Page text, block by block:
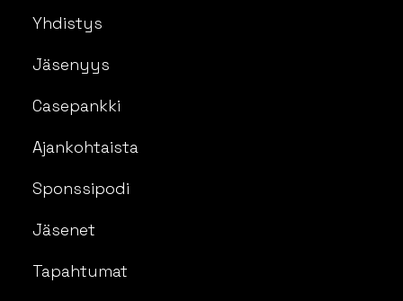
Yhdistys
Jäsenyys
Casepankki
Ajankohtaista
Sponssipodi
Jäsenet
Tapahtumat